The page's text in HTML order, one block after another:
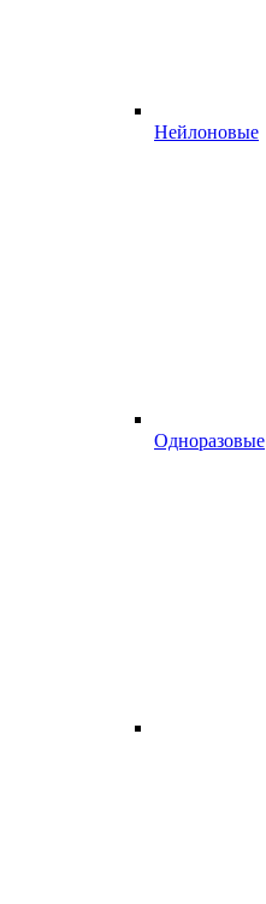
Нейлоновые
Одноразовые